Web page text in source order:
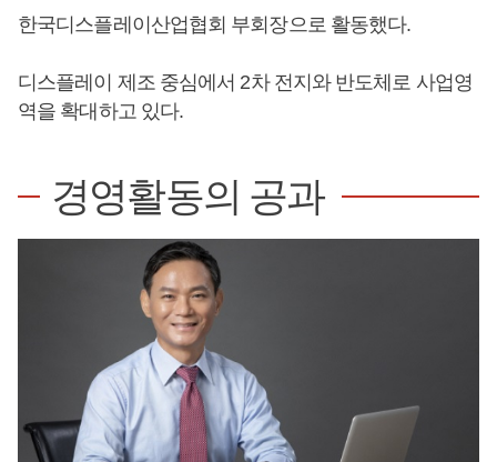
한국디스플레이산업협회 부회장으로 활동했다.
디스플레이 제조 중심에서 2차 전지와 반도체로 사업영
역을 확대하고 있다.
경영활동의 공과